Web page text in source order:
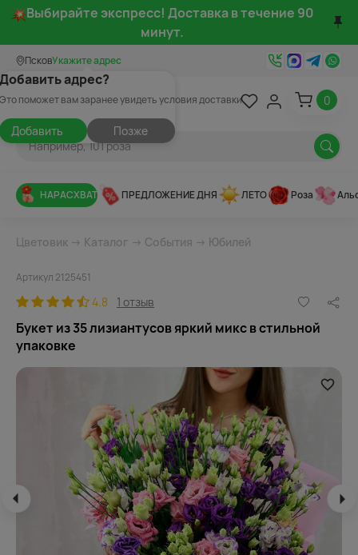
Выбирайте экспресс! Доставка в течение 90
минут.
ПсковУкажите адрес
адрес?
поможет вам заранее увидеть условия доставки
Добавить Позже
0
НАРАСХВАТ ПРЕДЛОЖЕНИЕ ДНЯ ЛЕТО Роза
Цветовик → Каталог → События → Юбилей
Артикул 2125451
4.8 1 отзыв
Букет из 35 лизиантусов яркий микс в стильной
упаковке